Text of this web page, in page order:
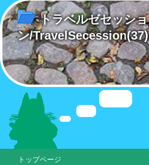
トラベルゼセッショ
ン/TravelSecession(37)
トップページ